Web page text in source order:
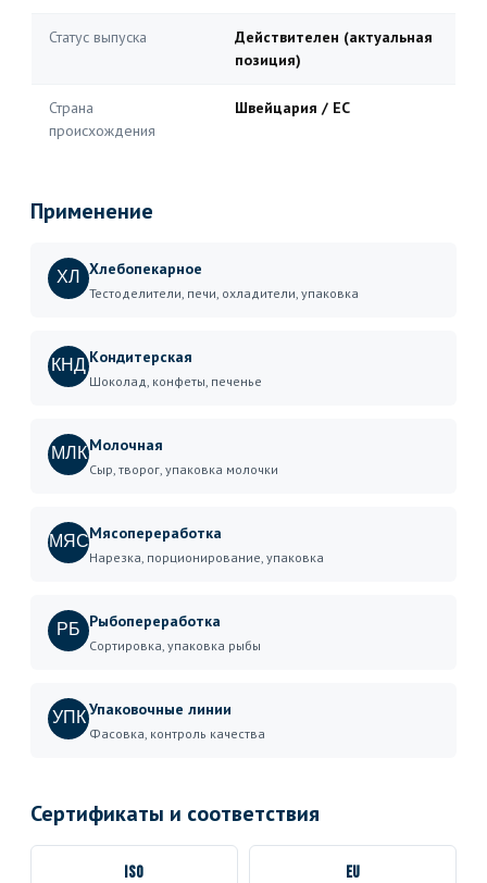
Статус выпуска
Действителен (актуальная
позиция)
Страна
происхождения
Швейцария / ЕС
Применение
ХЛ Хлебопекарное
Тестоделители, печи, охладители, упаковка
КНД Кондитерская
Шоколад, конфеты, печенье
МЛКМолочная
Сыр, творог, упаковка молочки
МЯСМясопереработка
Нарезка, порционирование, упаковка
РБ Рыбопереработка
Сортировка, упаковка рыбы
УПКУпаковочные линии
Фасовка, контроль качества
Сертификаты и соответствия
ISO EU